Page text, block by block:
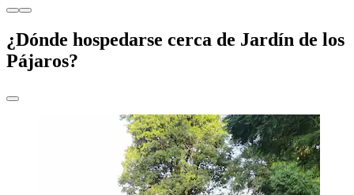
¿Dónde hospedarse cerca de Jardín de los
Pájaros?